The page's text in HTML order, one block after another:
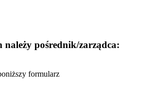
pośrednik/zarządca:
formularz